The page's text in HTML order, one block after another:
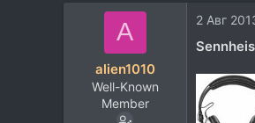
A
alien1010
Well-Known
Member
2 Авг